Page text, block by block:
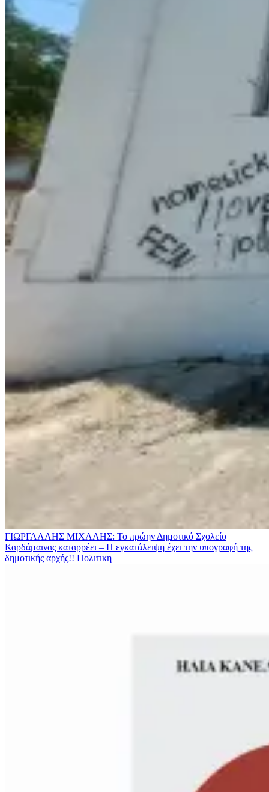
ΓΙΩΡΓΑΛΛΗΣ ΜΙΧΑΛΗΣ: Το πρώην Δημοτικό Σχολείο
Καρδάμαινας καταρρέει – Η εγκατάλειψη έχει την υπογραφή της
δημοτικής αρχής!! Πολιτικη